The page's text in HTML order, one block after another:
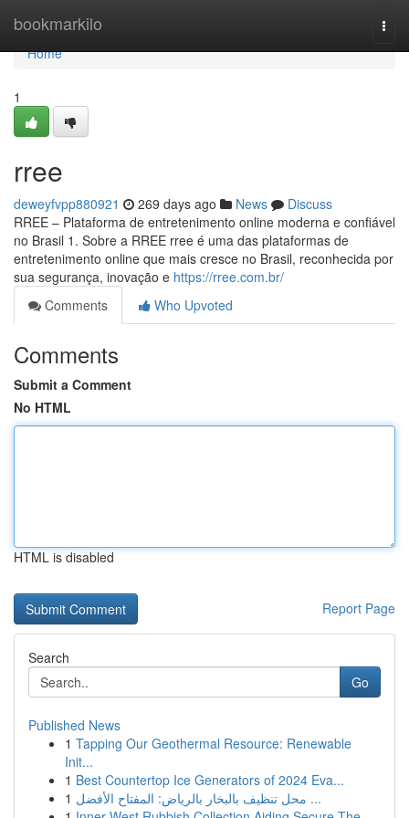
bookmarkilo
Home
Home
1
rree
deweyfvpp880921 269 days ago News
Discuss
RREE – Plataforma de entretenimento online moderna e confiável
no Brasil 1. Sobre a RREE rree é uma das plataformas de
entretenimento online que mais cresce no Brasil, reconhecida por
sua segurança, inovação e https://rree.com.br/
Comments
Who Upvoted
Comments
Submit a Comment
No HTML
HTML is disabled
Report Page
Search
Go
Published News
1 Tapping Our Geothermal Resource: Renewable
Init...
1 Best Countertop Ice Generators of 2024 Eva...
1
محل تنظيف بالبخار بالرياض: المفتاح الأفضل ...